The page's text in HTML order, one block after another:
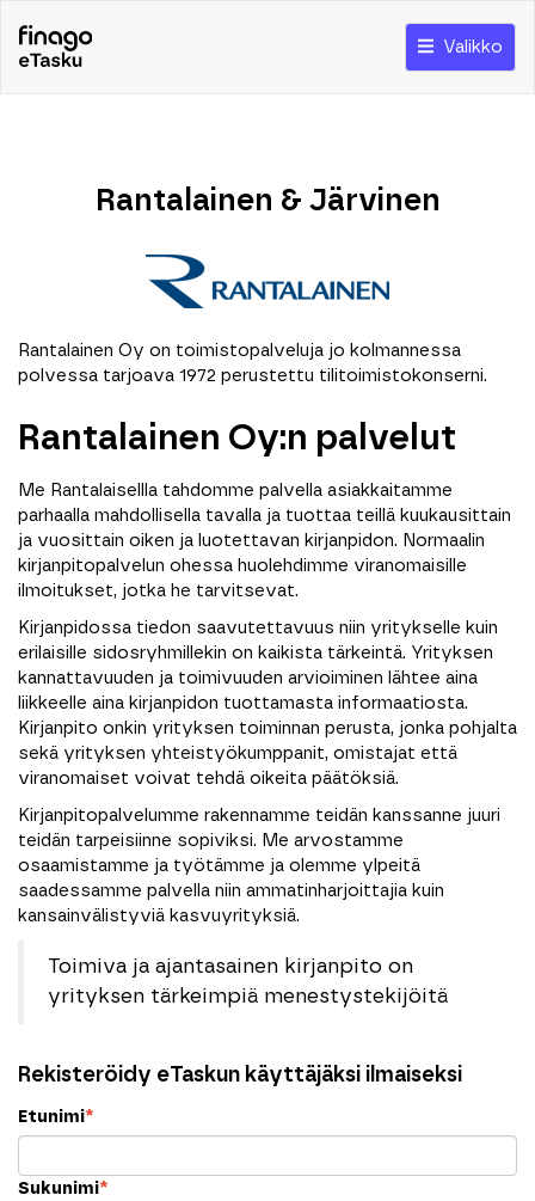
Valikko
Rantalainen & Järvinen
Rantalainen Oy on toimistopalveluja jo kolmannessa
polvessa tarjoava 1972 perustettu tilitoimistokonserni.
Rantalainen Oy:n palvelut
Me Rantalaisellla tahdomme palvella asiakkaitamme
parhaalla mahdollisella tavalla ja tuottaa teillä kuukausittain
ja vuosittain oiken ja luotettavan kirjanpidon. Normaalin
kirjanpitopalvelun ohessa huolehdimme viranomaisille
ilmoitukset, jotka he tarvitsevat.
Kirjanpidossa tiedon saavutettavuus niin yritykselle kuin
erilaisille sidosryhmillekin on kaikista tärkeintä. Yrityksen
kannattavuuden ja toimivuuden arvioiminen lähtee aina
liikkeelle aina kirjanpidon tuottamasta informaatiosta.
Kirjanpito onkin yrityksen toiminnan perusta, jonka pohjalta
sekä yrityksen yhteistyökumppanit, omistajat että
viranomaiset voivat tehdä oikeita päätöksiä.
Kirjanpitopalvelumme rakennamme teidän kanssanne juuri
teidän tarpeisiinne sopiviksi. Me arvostamme
osaamistamme ja työtämme ja olemme ylpeitä
saadessamme palvella niin ammatinharjoittajia kuin
kansainvälistyviä kasvuyrityksiä.
Toimiva ja ajantasainen kirjanpito on
yrityksen tärkeimpiä menestystekijöitä
Rekisteröidy eTaskun käyttäjäksi ilmaiseksi
Etunimi*
Sukunimi*